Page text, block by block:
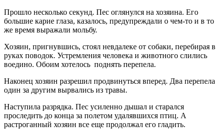
Прошло несколько секунд. Пес оглянулся на хозяина. Его
большие карие глаза, казалось, предупреждали о чем-то и в то
же время выражали мольбу.
Хозяин, пригнувшись, стоял невдалеке от собаки, перебирая в
руках поводок. Устремления человека и животного слились
воедино. Обоим хотелось поднять перепела.
Наконец хозяин разрешил продвинуться вперед. Два перепела
один за другим вырвались из травы.
Наступила разрядка. Пес усиленно дышал и старался
проследить до конца за полетом удалявшихся птиц. А
растроганный хозяин все еще продолжал его гладить.